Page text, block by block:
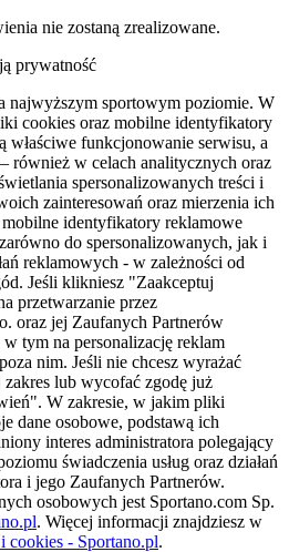
nie zostaną zrealizowane.
prywatność
najwyższym sportowym poziomie. W
cookies oraz mobilne identyfikatory
właściwe funkcjonowanie serwisu, a
również w celach analitycznych oraz
spersonalizowanych treści i
zainteresowań oraz mierzenia ich
identyfikatory reklamowe
do spersonalizowanych, jak i
reklamowych - w zależności od
Jeśli klikniesz "Zaakceptuj
przetwarzanie przez
oraz jej Zaufanych Partnerów
tym na personalizację reklam
nim. Jeśli nie chcesz wyrażać
lub wycofać zgodę już
W zakresie, w jakim pliki
dane osobowe, podstawą ich
interes administratora polegający
świadczenia usług oraz działań
i jego Zaufanych Partnerów.
osobowych jest Sportano.com Sp.
. Więcej informacji znajdziesz w
cookies - Sportano.pl.